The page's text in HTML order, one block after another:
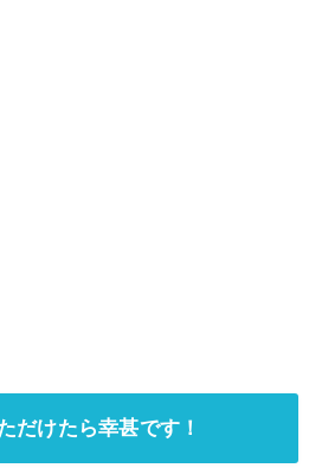
だけたら幸甚です！